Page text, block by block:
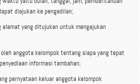
diajukan ke pengadilan;
alamat yang ditujukan untuk mengajukan
anggota kelompok tentang siapa yang tepat
informasi tambahan;
pernyataan keluar anggota kelompok